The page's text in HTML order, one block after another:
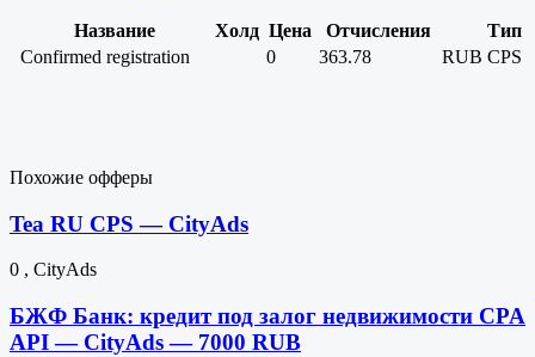
Название Холд Цена Отчисления
Тип
Confirmed registration
0 363.78 RUB CPS
Похожие офферы
Tea RU CPS — CityAds
0 , CityAds
БЖФ Банк: кредит под залог недвижимости CPA
API — CityAds — 7000 RUB